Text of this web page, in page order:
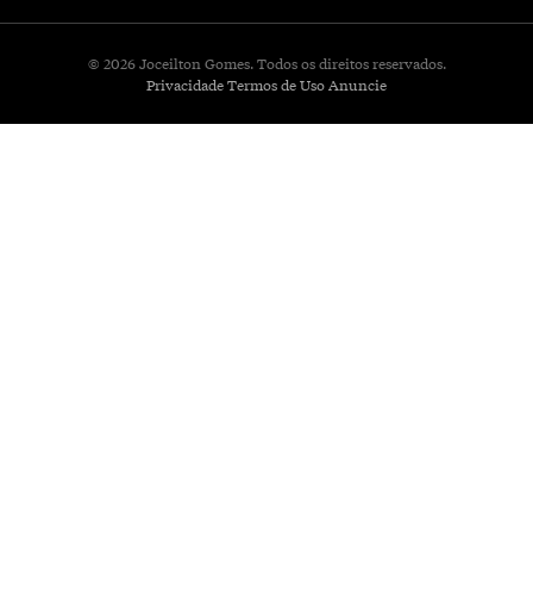
© 2026 Joceilton Gomes. Todos os direitos reservados.
PrivacidadeTermos de UsoAnuncie